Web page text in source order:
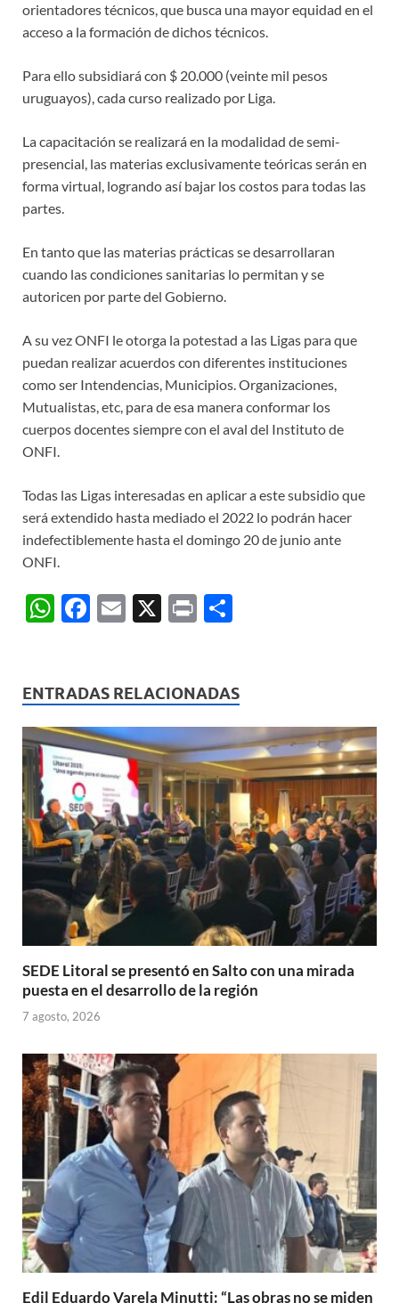
orientadores técnicos, que busca una mayor equidad en el
acceso a la formación de dichos técnicos.
Para ello subsidiará con $ 20.000 (veinte mil pesos
uruguayos), cada curso realizado por Liga.
La capacitación se realizará en la modalidad de semi-
presencial, las materias exclusivamente teóricas serán en
forma virtual, logrando así bajar los costos para todas las
partes.
En tanto que las materias prácticas se desarrollaran
cuando las condiciones sanitarias lo permitan y se
autoricen por parte del Gobierno.
A su vez ONFI le otorga la potestad a las Ligas para que
puedan realizar acuerdos con diferentes instituciones
como ser Intendencias, Municipios. Organizaciones,
Mutualistas, etc, para de esa manera conformar los
cuerpos docentes siempre con el aval del Instituto de
ONFI.
Todas las Ligas interesadas en aplicar a este subsidio que
será extendido hasta mediado el 2022 lo podrán hacer
indefectiblemente hasta el domingo 20 de junio ante
ONFI.
W
s
A
p
p
F
b
o
o
k
E
X
P
p
ar
ti
r
ENTRADAS RELACIONADAS
SEDE Litoral se presentó en Salto con una mirada
puesta en el desarrollo de la región
7 agosto, 2026
Edil Eduardo Varela Minutti: “Las obras no se miden